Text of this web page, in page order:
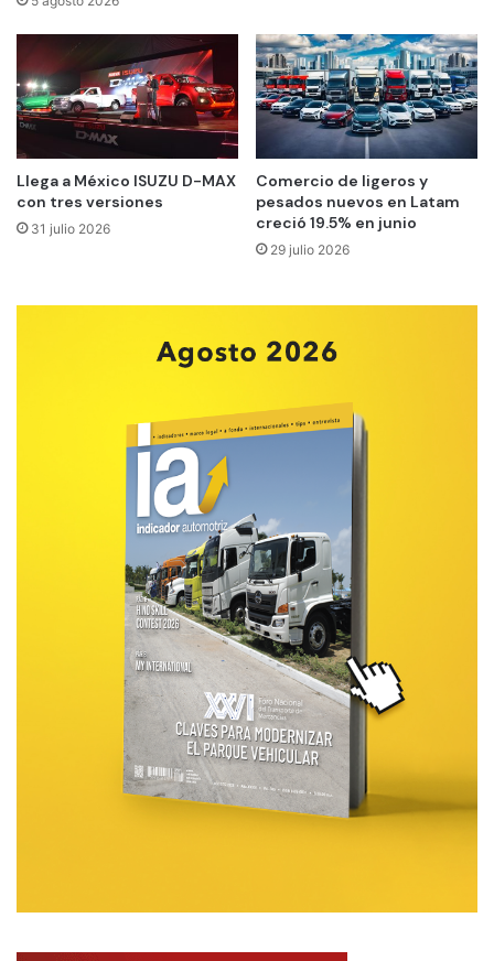
Llega a México ISUZU D-MAX
con tres versiones
31 julio 2026
Comercio de ligeros y
pesados nuevos en Latam
creció 19.5% en junio
29 julio 2026